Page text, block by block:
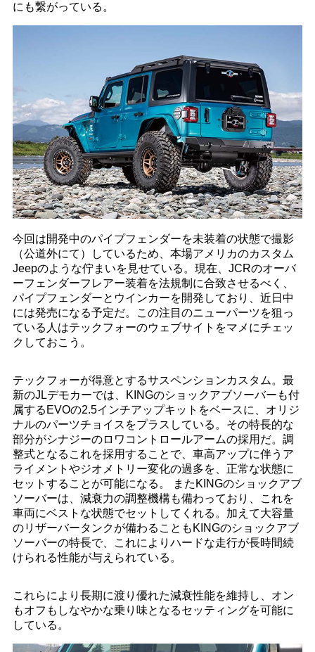
にも繋がっている。
今回は開発中のパイプフェンダーを未装着の状態で撮影
（公道外にて）しているため、本場アメリカのカスタム
Jeepのような佇まいを見せている。現在、JCRのオーバ
ーフェンダーフレアー装着を法規制に合致させるべく、
パイプフェンダーとウインカーを開発しており、近日中
には発売になる予定だ。この注目のニューパーツを狙っ
ている人はテックフォーのウェブサイトをマメにチェッ
クしておこう。
テックフォーが得意とするサスペンションカスタム。最
新のJLデモカーでは、KINGのショックアブソーバーも付
属するEVOの2.5インチアップキットをベースに、オリジ
ナルのパーツチョイスをプラスしている。その特長的な
部分がシナジーのロワコントロールアームの採用だ。調
整式となるこれを採用することで、車高アップに伴うア
ライメントやジオメトリー変化の過多を、正常な状態に
セットすることが可能になる。 またKINGのショックアブ
ソーバーは、減衰力の調整機構も備わっており、これを
車両にベストな状態でセットしてくれる。加えて大容量
のリザーバータンクが備わることもKINGのショックアブ
ソーバーの特長で、これによりハードな走行が長時間続
けられる性能が与えられている。
これらにより長期に渡り優れた減衰性能を維持し、オン
もオフもしなやかな乗り味となるセッティングを可能に
している。